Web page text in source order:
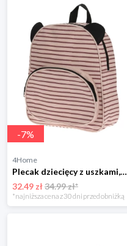
-7%
4Home
Plecak dziecięcy z uszkami, różowy, 28 x 32 x 10 cm 4-Home
32.49 zł34.99 zł*
*najniższa cena z 30 dni przed obniżką